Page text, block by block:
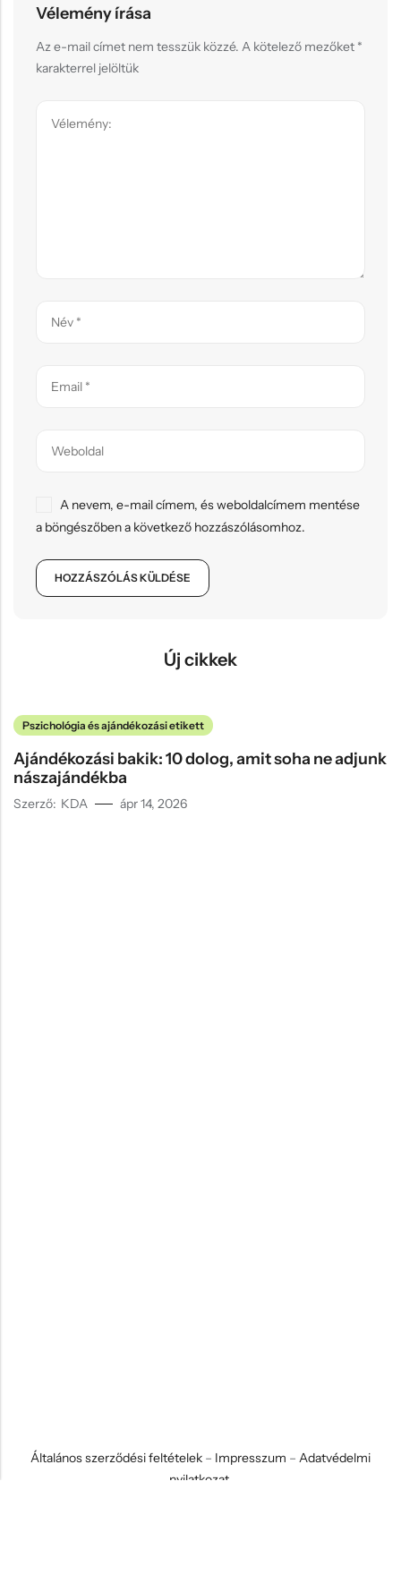
Vélemény írása
Az e-mail címet nem tesszük közzé. A kötelező mezőket *
karakterrel jelöltük
A nevem, e-mail címem, és weboldalcímem mentése
a böngészőben a következő hozzászólásomhoz.
Új cikkek
Pszichológia és ajándékozási etikett
Ajándékozási bakik: 10 dolog, amit soha ne adjunk
nászajándékba
Szerző: KDA ápr 14, 2026
Általános szerződési feltételek – Impresszum – Adatvédelmi
nyilatkozat